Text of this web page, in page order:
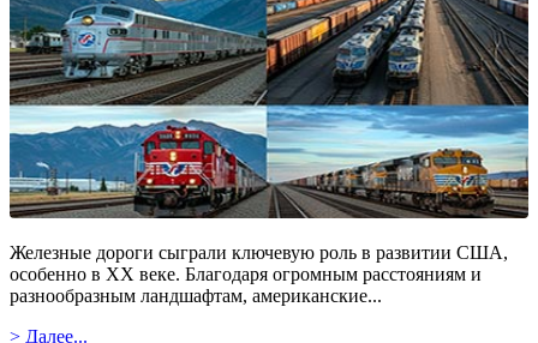
Железные дороги сыграли ключевую роль в развитии США,
особенно в XX веке. Благодаря огромным расстояниям и
разнообразным ландшафтам, американские...
> Далее...